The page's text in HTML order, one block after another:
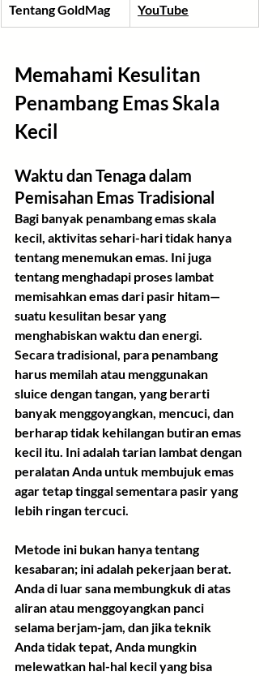
Tentang GoldMag
YouTube
Memahami Kesulitan
Penambang Emas Skala
Kecil
Waktu dan Tenaga dalam
Pemisahan Emas Tradisional
Bagi banyak penambang emas skala
kecil, aktivitas sehari-hari tidak hanya
tentang menemukan emas. Ini juga
tentang menghadapi proses lambat
memisahkan emas dari pasir hitam—
suatu kesulitan besar yang
menghabiskan waktu dan energi.
Secara tradisional, para penambang
harus memilah atau menggunakan
sluice dengan tangan, yang berarti
banyak menggoyangkan, mencuci, dan
berharap tidak kehilangan butiran emas
kecil itu. Ini adalah tarian lambat dengan
peralatan Anda untuk membujuk emas
agar tetap tinggal sementara pasir yang
lebih ringan tercuci.
Metode ini bukan hanya tentang
kesabaran; ini adalah pekerjaan berat.
Anda di luar sana membungkuk di atas
aliran atau menggoyangkan panci
selama berjam-jam, dan jika teknik
Anda tidak tepat, Anda mungkin
melewatkan hal-hal kecil yang bisa